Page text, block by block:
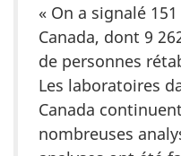
« On a signalé
Canada, dont 9
de personnes
Les laboratoires
Canada
nombreuses